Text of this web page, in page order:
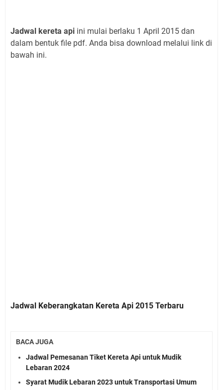
Jadwal kereta api ini mulai berlaku 1 April 2015 dan
dalam bentuk file pdf. Anda bisa download melalui link di
bawah ini.
Jadwal Keberangkatan Kereta Api 2015 Terbaru
BACA JUGA
Jadwal Pemesanan Tiket Kereta Api untuk Mudik
Lebaran 2024
Syarat Mudik Lebaran 2023 untuk Transportasi Umum